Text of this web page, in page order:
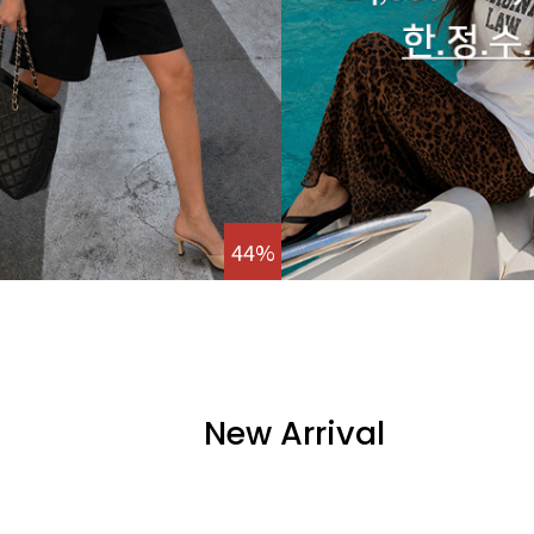
44%
New Arrival